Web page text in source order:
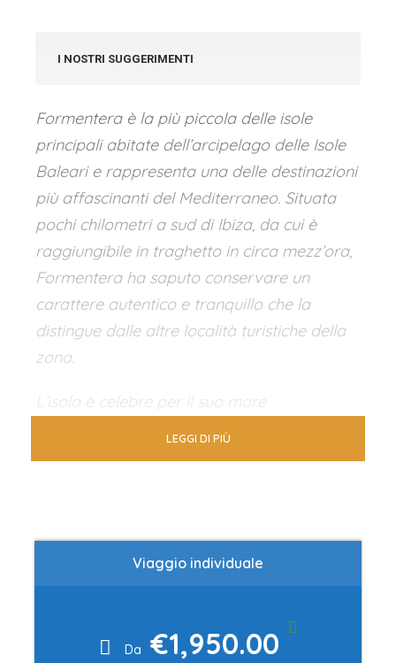
Viaggio individuale
Da €1,950.00
I NOSTRI SUGGERIMENTI
Formentera è la più piccola delle isole
principali abitate dell’arcipelago delle Isole
Baleari e rappresenta una delle destinazioni
più affascinanti del Mediterraneo. Situata
pochi chilometri a sud di Ibiza, da cui è
raggiungibile in traghetto in circa mezz’ora,
Formentera ha saputo conservare un
carattere autentico e tranquillo che la
distingue dalle altre località turistiche della
zona.
L’isola è celebre per il suo mare
straordinariamente limpido, dalle sfumature
presenza delle praterie di Posidonia
oceanica, una pianta marina che
spicca Playa de Ses Illetes, spesso
LEGGI DI PIÙ